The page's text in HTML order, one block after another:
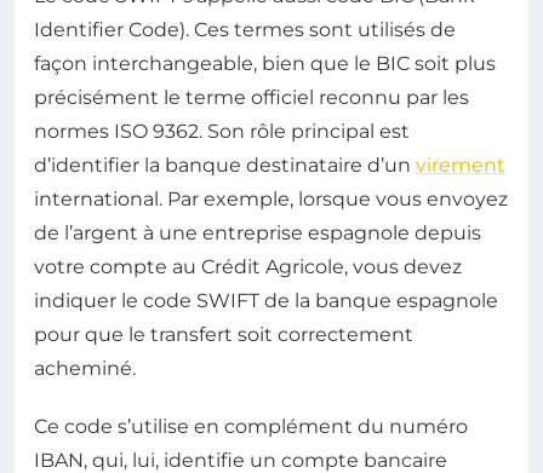
Identifier Code). Ces termes sont utilisés de
façon interchangeable, bien que le BIC soit plus
précisément le terme officiel reconnu par les
normes ISO 9362. Son rôle principal est
d’identifier la banque destinataire d’un virement
international. Par exemple, lorsque vous envoyez
de l’argent à une entreprise espagnole depuis
votre compte au Crédit Agricole, vous devez
indiquer le code SWIFT de la banque espagnole
pour que le transfert soit correctement
acheminé.
Ce code s’utilise en complément du numéro
IBAN, qui, lui, identifie un compte bancaire